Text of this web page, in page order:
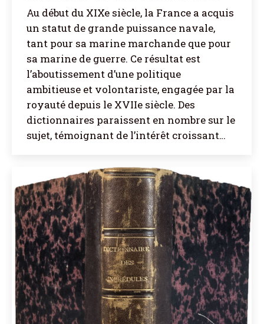
Au début du XIXe siècle, la France a acquis
un statut de grande puissance navale,
tant pour sa marine marchande que pour
sa marine de guerre. Ce résultat est
l’aboutissement d’une politique
ambitieuse et volontariste, engagée par la
royauté depuis le XVIIe siècle. Des
dictionnaires paraissent en nombre sur le
sujet, témoignant de l’intérêt croissant…